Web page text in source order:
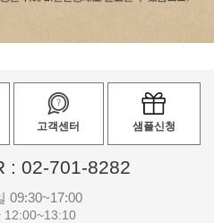
고객센터 샘플신청
: 02-701-8282
09:30~17:00
12:00~13:10